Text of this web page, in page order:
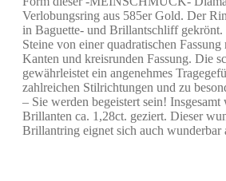
Verlobungsring aus 585er Gold. Der
in Baguette- und Brillantschliff gekrönt.
Steine von einer quadratischen Fassung
Kanten und kreisrunden Fassung. Die
gewährleistet ein angenehmes
zahlreichen Stilrichtungen und zu
– Sie werden begeistert sein!
Brillanten ca. 1,28ct. geziert. Dieser
Brillantring eignet sich auch wunderbar